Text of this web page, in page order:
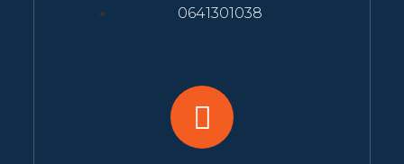
0641301038